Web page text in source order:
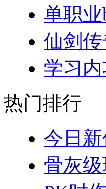
单职业
仙剑
学习
热门排行
今日
骨灰